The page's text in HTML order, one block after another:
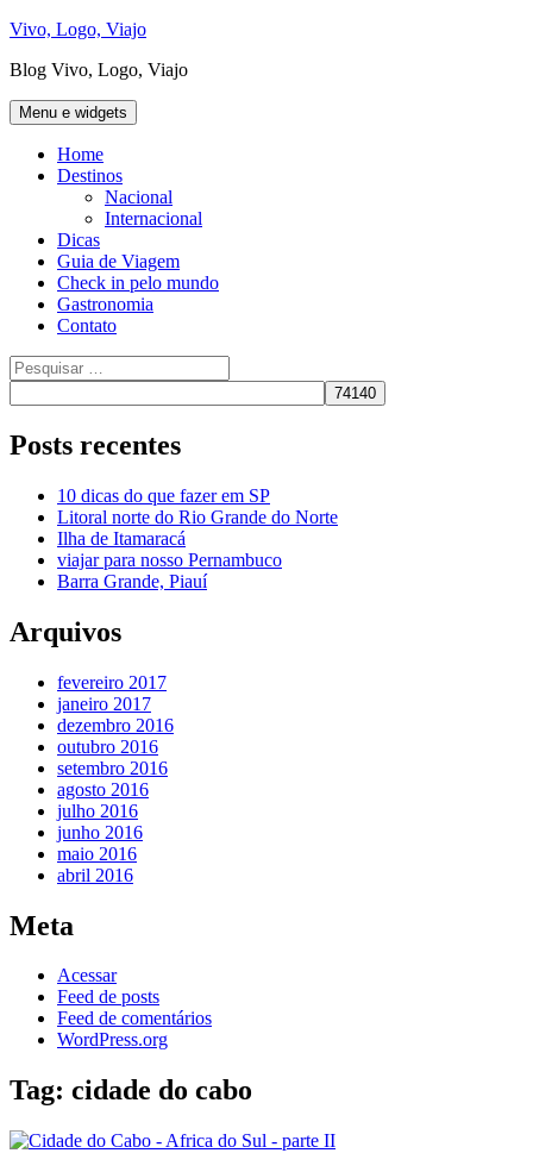
Pular
o
Vivo, Logo, Viajo
Blog Vivo, Logo, Viajo
Menu e widgets
Home
Destinos
Nacional
Internacional
Dicas
Guia de Viagem
Check in pelo mundo
Gastronomia
Contato
Pesquisar
por:
Posts recentes
10 dicas do que fazer em SP
Litoral norte do Rio Grande do Norte
Ilha de Itamaracá
viajar para nosso Pernambuco
Barra Grande, Piauí
Arquivos
fevereiro 2017
janeiro 2017
dezembro 2016
outubro 2016
setembro 2016
agosto 2016
julho 2016
junho 2016
maio 2016
abril 2016
Meta
Acessar
Feed de posts
Feed de comentários
WordPress.org
Tag: cidade do cabo